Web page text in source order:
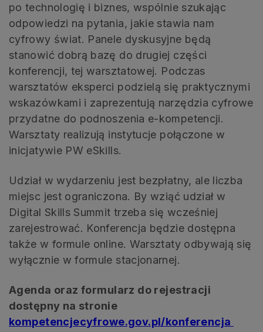
po technologię i biznes, wspólnie szukając
odpowiedzi na pytania, jakie stawia nam
cyfrowy świat. Panele dyskusyjne będą
stanowić dobrą bazę do drugiej części
konferencji, tej warsztatowej. Podczas
warsztatów eksperci podzielą się praktycznymi
wskazówkami i zaprezentują narzędzia cyfrowe
przydatne do podnoszenia e-kompetencji.
Warsztaty realizują instytucje połączone w
inicjatywie PW eSkills.
Udział w wydarzeniu jest bezpłatny, ale liczba
miejsc jest ograniczona. By wziąć udział w
Digital Skills Summit trzeba się wcześniej
zarejestrować. Konferencja będzie dostępna
także w formule online. Warsztaty odbywają się
wyłącznie w formule stacjonarnej.
Agenda oraz formularz do rejestracji
dostępny na stronie
kompetencjecyfrowe.gov.pl/konferencja